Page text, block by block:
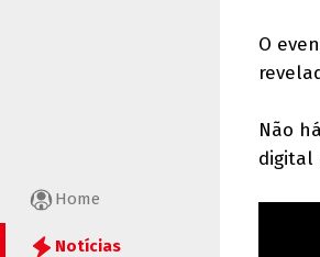
Home
Notícias
O
Não
digital